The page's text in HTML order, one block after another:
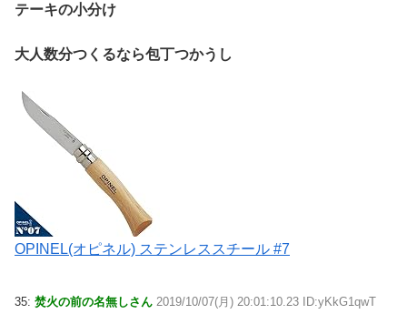
テーキの小分け
大人数分つくるなら包丁つかうし
OPINEL(オピネル) ステンレススチール #7
35: 焚火の前の名無しさん 2019/10/07(月) 20:01:10.23 ID:yKkG1qwT